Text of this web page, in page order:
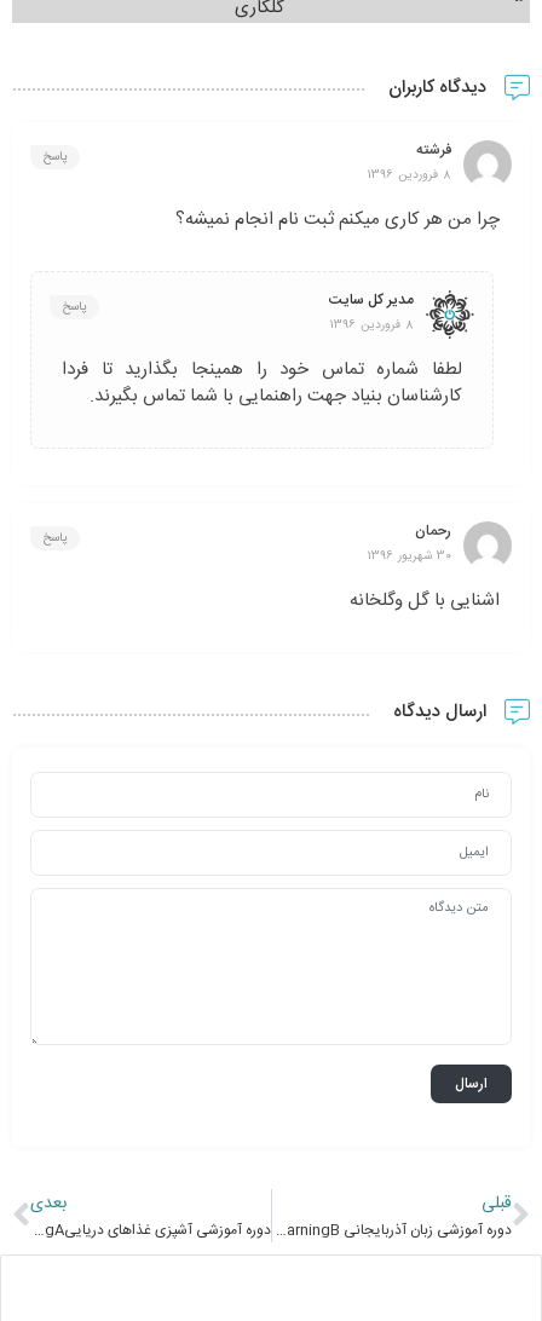
گلکاری
دیدگاه کاربران
فرشته
8 فروردین 1396
پاسخ
چرا من هر کاری میکنم ثبت نام انجام نمیشه؟
مدیر کل سایت
8 فروردین 1396
پاسخ
لطفا شماره تماس خود را همینجا بگذارید تا فردا
کارشناسان بنیاد جهت راهنمایی با شما تماس بگیرند.
رحمان
30 شهریور 1396
پاسخ
اشنایی با گل وگلخانه
ارسال دیدگاه
قبلی
دوره آموزشی زبان آذربایجانی Azerbaijani language E-learningB
بعدی
دوره آموزشی آشپزی غذاهای دریاییSeafood Cooking E-learningA